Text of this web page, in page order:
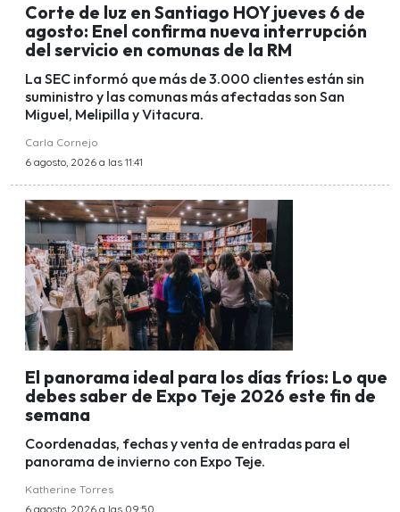
Corte de luz en Santiago HOY jueves 6 de
agosto: Enel confirma nueva interrupción
del servicio en comunas de la RM
La SEC informó que más de 3.000 clientes están sin
suministro y las comunas más afectadas son San
Miguel, Melipilla y Vitacura.
Carla Cornejo
6 agosto, 2026 a las 11:41
El panorama ideal para los días fríos: Lo que
debes saber de Expo Teje 2026 este fin de
semana
Coordenadas, fechas y venta de entradas para el
panorama de invierno con Expo Teje.
Katherine Torres
6 agosto, 2026 a las 09:50